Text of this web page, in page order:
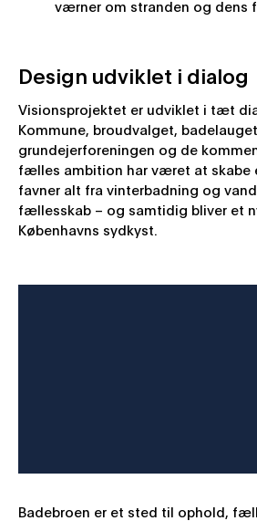
værner om stranden og dens
Design udviklet i dialog
Visionsprojektet er udviklet i tæt
Kommune, broudvalget,
grundejerforeningen og de
fælles ambition har været at skabe
favner alt fra vinterbadning og
fællesskab – og samtidig bliver et
Københavns sydkyst.
Badebroen er et sted til ophold,